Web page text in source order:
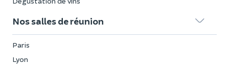
Nos salles de réunion
Paris
Lyon